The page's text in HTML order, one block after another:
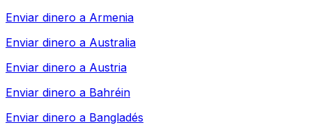
Enviar dinero a Armenia
Enviar dinero a Australia
Enviar dinero a Austria
Enviar dinero a Bahréin
Enviar dinero a Bangladés